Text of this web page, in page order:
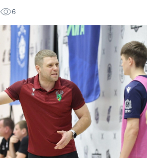
6